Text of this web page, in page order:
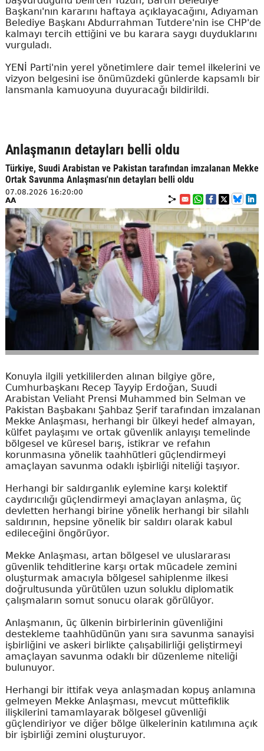
Başkanı'nın kararını haftaya açıklayacağını, Adıyaman
Belediye Başkanı Abdurrahman Tutdere'nin ise CHP'de
kalmayı tercih ettiğini ve bu karara saygı duyduklarını
vurguladı.
YENİ Parti'nin yerel yönetimlere dair temel ilkelerini ve
vizyon belgesini ise önümüzdeki günlerde kapsamlı bir
lansmanla kamuoyuna duyuracağı bildirildi.
Anlaşmanın detayları belli oldu
Türkiye, Suudi Arabistan ve Pakistan tarafından imzalanan Mekke
Ortak Savunma Anlaşması'nın detayları belli oldu
07.08.2026 16:20:00
AA
Konuyla ilgili yetkililerden alınan bilgiye göre,
Cumhurbaşkanı Recep Tayyip Erdoğan, Suudi
Arabistan Veliaht Prensi Muhammed bin Selman ve
Pakistan Başbakanı Şahbaz Şerif tarafından imzalanan
Mekke Anlaşması, herhangi bir ülkeyi hedef almayan,
külfet paylaşımı ve ortak güvenlik anlayışı temelinde
bölgesel ve küresel barış, istikrar ve refahın
korunmasına yönelik taahhütleri güçlendirmeyi
amaçlayan savunma odaklı işbirliği niteliği taşıyor.
Herhangi bir saldırganlık eylemine karşı kolektif
caydırıcılığı güçlendirmeyi amaçlayan anlaşma, üç
devletten herhangi birine yönelik herhangi bir silahlı
saldırının, hepsine yönelik bir saldırı olarak kabul
edileceğini öngörüyor.
Mekke Anlaşması, artan bölgesel ve uluslararası
güvenlik tehditlerine karşı ortak mücadele zemini
oluşturmak amacıyla bölgesel sahiplenme ilkesi
doğrultusunda yürütülen uzun soluklu diplomatik
çalışmaların somut sonucu olarak görülüyor.
Anlaşmanın, üç ülkenin birbirlerinin güvenliğini
destekleme taahhüdünün yanı sıra savunma sanayisi
işbirliğini ve askeri birlikte çalışabilirliği geliştirmeyi
amaçlayan savunma odaklı bir düzenleme niteliği
bulunuyor.
Herhangi bir ittifak veya anlaşmadan kopuş anlamına
gelmeyen Mekke Anlaşması, mevcut müttefiklik
ilişkilerini tamamlayarak bölgesel güvenliği
güçlendiriyor ve diğer bölge ülkelerinin katılımına açık
bir işbirliği zemini oluşturuyor.